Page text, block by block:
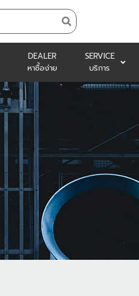
DEALER
หาซื้อง่าย
SERVICE
บริการ